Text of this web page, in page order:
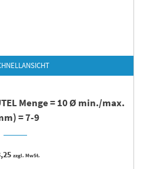
Menge = 10 Ø min./max.
= 7-9
zzgl. MwSt.